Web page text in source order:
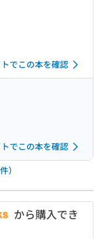
でこの本を確認
でこの本を確認
）
から購入でき